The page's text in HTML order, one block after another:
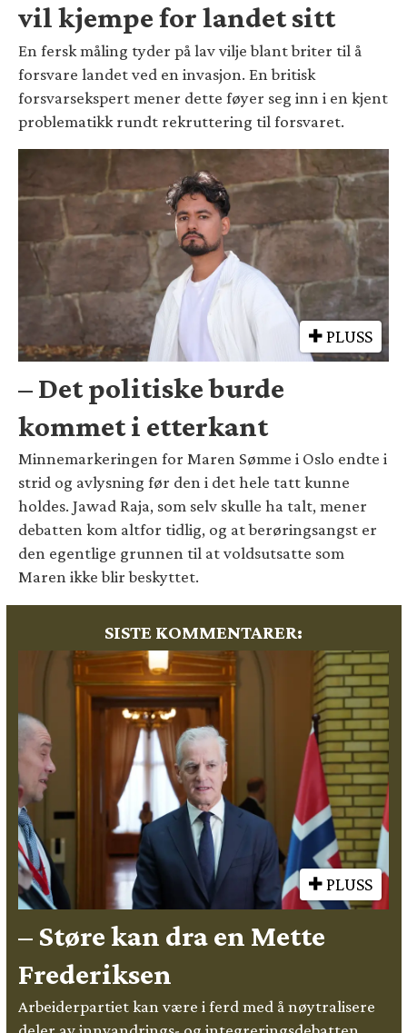
vil kjempe for landet sitt
En fersk måling tyder på lav vilje blant briter til å
forsvare landet ved en invasjon. En britisk
forsvarsekspert mener dette føyer seg inn i en kjent
problematikk rundt rekruttering til forsvaret.
PLUSS
– Det politiske burde
kommet i etterkant
Minnemarkeringen for Maren Sømme i Oslo endte i
strid og avlysning før den i det hele tatt kunne
holdes. Jawad Raja, som selv skulle ha talt, mener
debatten kom altfor tidlig, og at berøringsangst er
den egentlige grunnen til at voldsutsatte som
Maren ikke blir beskyttet.
SISTE KOMMENTARER:
PLUSS
– Støre kan dra en Mette
Frederiksen
Arbeiderpartiet kan være i ferd med å nøytralisere